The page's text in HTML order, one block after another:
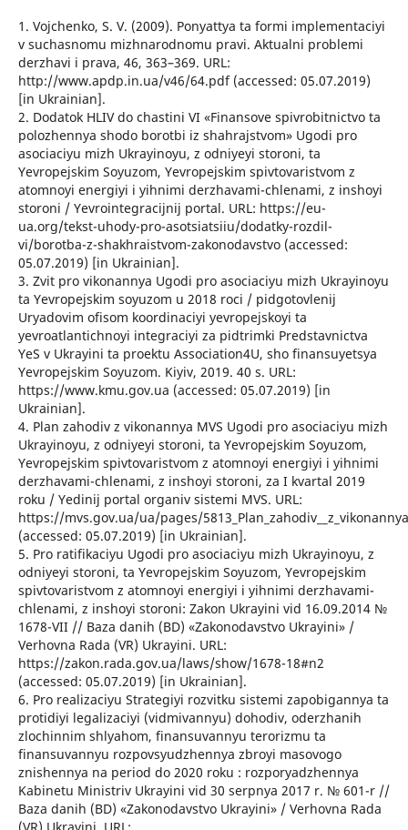
1. Vojchenko, S. V. (2009). Ponyattya ta formi implementaciyi
v suchasnomu mizhnarodnomu pravi. Aktualni problemi
derzhavi i prava, 46, 363–369. URL:
http://www.apdp.in.ua/v46/64.pdf (accessed: 05.07.2019)
[in Ukrainian].
2. Dodatok HLIV do chastini VI «Finansove spivrobitnictvo ta
polozhennya shodo borotbi iz shahrajstvom» Ugodi pro
asociaciyu mizh Ukrayinoyu, z odniyeyi storoni, ta
Yevropejskim Soyuzom, Yevropejskim spivtovaristvom z
atomnoyi energiyi i yihnimi derzhavami-chlenami, z inshoyi
storoni / Yevrointegracijnij portal. URL: https://eu-
ua.org/tekst-uhody-pro-asotsiatsiiu/dodatky-rozdil-
vi/borotba-z-shakhraistvom-zakonodavstvo (accessed:
05.07.2019) [in Ukrainian].
3. Zvit pro vikonannya Ugodi pro asociaciyu mizh Ukrayinoyu
ta Yevropejskim soyuzom u 2018 roci / pidgotovlenij
Uryadovim ofisom koordinaciyi yevropejskoyi ta
yevroatlantichnoyi integraciyi za pidtrimki Predstavnictva
YeS v Ukrayini ta proektu Association4U, sho finansuyetsya
Yevropejskim Soyuzom. Kiyiv, 2019. 40 s. URL:
https://www.kmu.gov.ua (accessed: 05.07.2019) [in
Ukrainian].
4. Plan zahodiv z vikonannya MVS Ugodi pro asociaciyu mizh
Ukrayinoyu, z odniyeyi storoni, ta Yevropejskim Soyuzom,
Yevropejskim spivtovaristvom z atomnoyi energiyi i yihnimi
derzhavami-chlenami, z inshoyi storoni, za I kvartal 2019
roku / Yedinij portal organiv sistemi MVS. URL:
https://mvs.gov.ua/ua/pages/
(accessed: 05.07.2019) [in Ukrainian].
5. Pro ratifikaciyu Ugodi pro asociaciyu mizh Ukrayinoyu, z
odniyeyi storoni, ta Yevropejskim Soyuzom, Yevropejskim
spivtovaristvom z atomnoyi energiyi i yihnimi derzhavami-
chlenami, z inshoyi storoni: Zakon Ukrayini vid 16.09.2014 №
1678-VII // Baza danih (BD) «Zakonodavstvo Ukrayini» /
Verhovna Rada (VR) Ukrayini. URL:
https://zakon.rada.gov.ua/laws/show/1678-18#n2
(accessed: 05.07.2019) [in Ukrainian].
6. Pro realizaciyu Strategiyi rozvitku sistemi zapobigannya ta
protidiyi legalizaciyi (vidmivannyu) dohodiv, oderzhanih
zlochinnim shlyahom, finansuvannyu terorizmu ta
finansuvannyu rozpovsyudzhennya zbroyi masovogo
znishennya na period do 2020 roku : rozporyadzhennya
Kabinetu Ministriv Ukrayini vid 30 serpnya 2017 r. № 601-r //
Baza danih (BD) «Zakonodavstvo Ukrayini» / Verhovna Rada